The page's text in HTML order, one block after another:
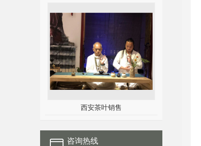
西安茶叶销售
咨询热线